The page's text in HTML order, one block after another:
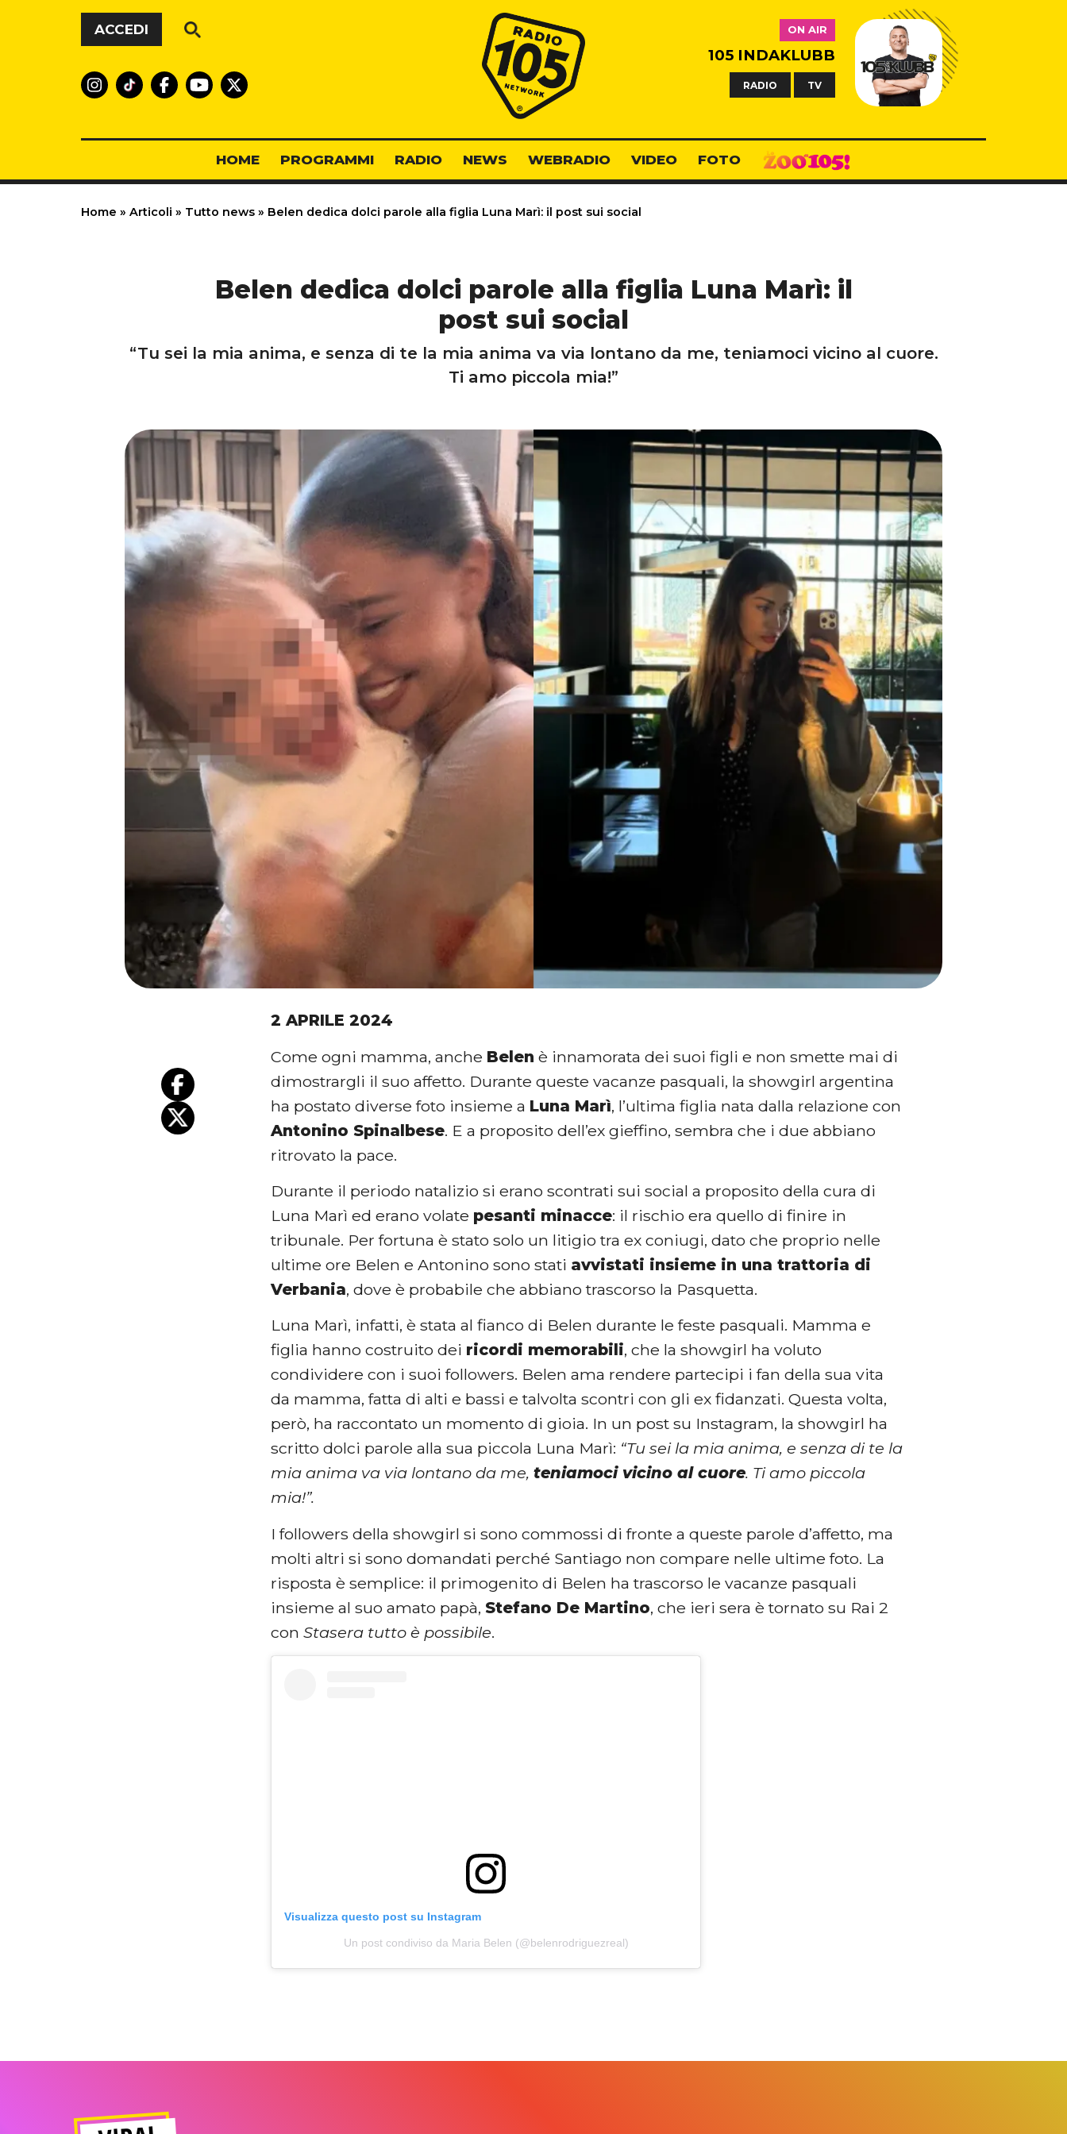
Vai al contenuto
ACCEDI
Radio 105
ON AIR
105 INDAKLUBB
RADIO TV
HOME PROGRAMMI RADIO NEWS WEBRADIO VIDEO FOTO
Home » Articoli » Tutto news » Belen dedica dolci parole alla figlia Luna Marì: il post sui social
Belen dedica dolci parole alla figlia Luna Marì: il
post sui social
“Tu sei la mia anima, e senza di te la mia anima va via lontano da me, teniamoci vicino al cuore.
Ti amo piccola mia!”
2 APRILE 2024
Come ogni mamma, anche Belen è innamorata dei suoi figli e non smette mai di
dimostrargli il suo affetto. Durante queste vacanze pasquali, la showgirl argentina
ha postato diverse foto insieme a Luna Marì, l’ultima figlia nata dalla relazione con
Antonino Spinalbese. E a proposito dell’ex gieffino, sembra che i due abbiano
ritrovato la pace.
Durante il periodo natalizio si erano scontrati sui social a proposito della cura di
Luna Marì ed erano volate pesanti minacce: il rischio era quello di finire in
tribunale. Per fortuna è stato solo un litigio tra ex coniugi, dato che proprio nelle
ultime ore Belen e Antonino sono stati avvistati insieme in una trattoria di
Verbania, dove è probabile che abbiano trascorso la Pasquetta.
Luna Marì, infatti, è stata al fianco di Belen durante le feste pasquali. Mamma e
figlia hanno costruito dei ricordi memorabili, che la showgirl ha voluto
condividere con i suoi followers. Belen ama rendere partecipi i fan della sua vita
da mamma, fatta di alti e bassi e talvolta scontri con gli ex fidanzati. Questa volta,
però, ha raccontato un momento di gioia. In un post su Instagram, la showgirl ha
scritto dolci parole alla sua piccola Luna Marì: “Tu sei la mia anima, e senza di te la
mia anima va via lontano da me,teniamoci vicino al cuore. Ti amo piccola
mia!”.
I followers della showgirl si sono commossi di fronte a queste parole d’affetto, ma
molti altri si sono domandati perché Santiago non compare nelle ultime foto. La
risposta è semplice: il primogenito di Belen ha trascorso le vacanze pasquali
insieme al suo amato papà, Stefano De Martino, che ieri sera è tornato su Rai 2
conStasera tutto è possibile.
Visualizza questo post su Instagram
Un post condiviso da Maria Belen (@belenrodriguezreal)